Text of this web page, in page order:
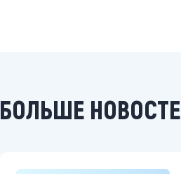
БОЛЬШЕ